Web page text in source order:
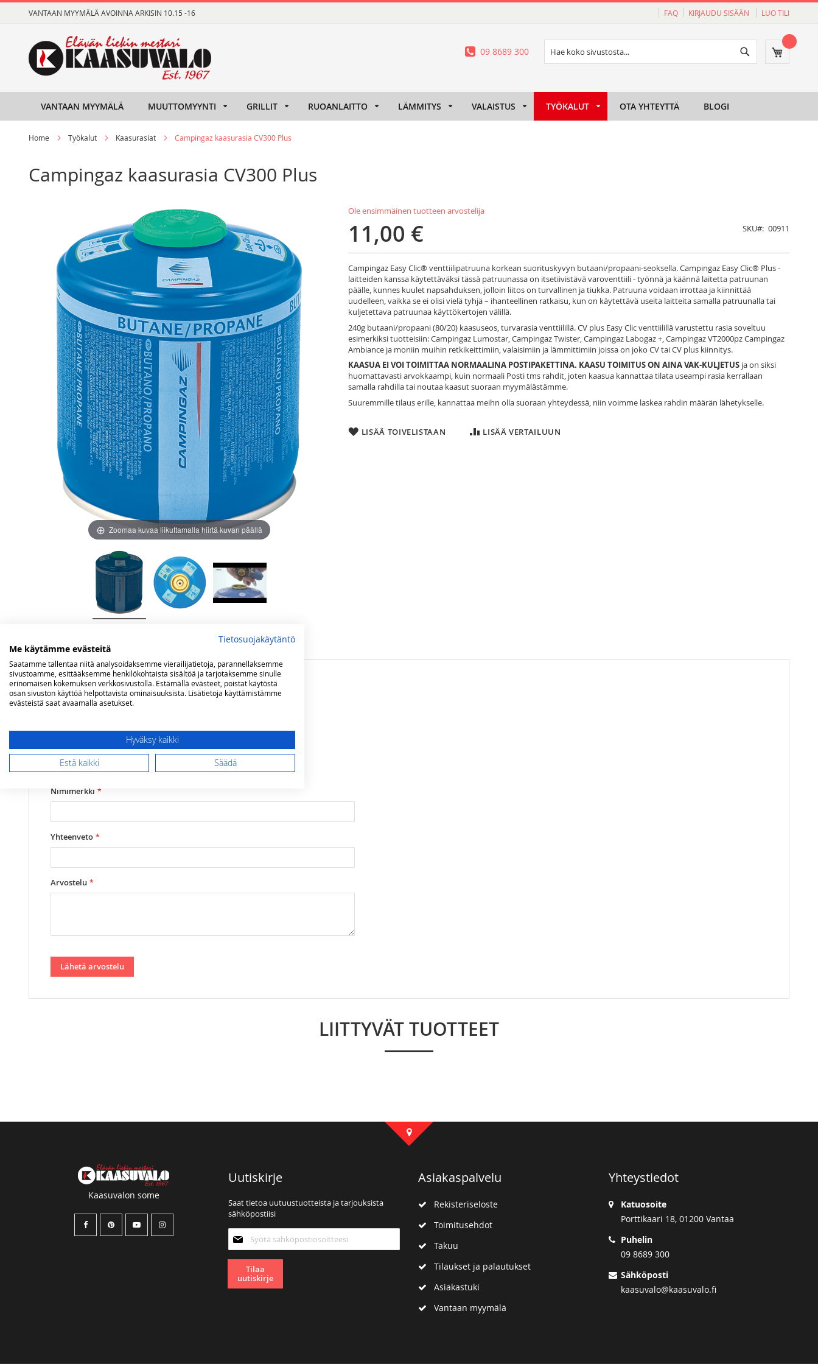
to
VANTAAN MYYMÄLÄ AVOINNA ARKISIN 10.15 -16 FAQ KIRJAUDU SISÄÄN LUO TILI
Ostoskori
Haku
09 8689 300
VANTAAN MYYMÄLÄ MUUTTOMYYNTI GRILLIT RUOANLAITTO LÄMMITYS VALAISTUS TYÖKALUT OTA YHTEYTTÄ BLOGI
Home Työkalut Kaasurasiat Campingaz kaasurasia CV300 Plus
Campingaz kaasurasia CV300 Plus
Ole ensimmäinen tuotteen arvostelija
11,00 € SKU 00911
Campingaz Easy Clic® venttiilipatruuna korkean suorituskyvyn butaani/propaani-seoksella. Campingaz Easy Clic® Plus -
laitteiden kanssa käytettäväksi tässä patruunassa on itsetiivistävä varoventtiili - työnnä ja käännä laitetta patruunan
päälle, kunnes kuulet napsahduksen, jolloin liitos on turvallinen ja tiukka. Patruuna voidaan irrottaa ja kiinnittää
uudelleen, vaikka se ei olisi vielä tyhjä – ihanteellinen ratkaisu, kun on käytettävä useita laitteita samalla patruunalla tai
kuljetettava patruunaa käyttökertojen välillä.
240g butaani/propaani (80/20) kaasuseos, turvarasia venttiilillä. CV plus Easy Clic venttiilillä varustettu rasia soveltuu
esimerkiksi tuotteisiin: Campingaz Lumostar, Campingaz Twister, Campingaz Labogaz +, Campingaz VT2000pz Campingaz
Ambiance ja moniin muihin retkikeittimiin, valaisimiin ja lämmittimiin joissa on joko CV tai CV plus kiinnitys.
KAASUA EI VOI TOIMITTAA NORMAALINA POSTIPAKETTINA. KAASU TOIMITUS ON AINA VAK-KULJETUS ja on siksi
huomattavasti arvokkaampi, kuin normaali Posti tms rahdit, joten kaasua kannattaa tilata useampi rasia kerrallaan
samalla rahdilla tai noutaa kaasut suoraan myymälästämme.
Suuremmille tilaus erille, kannattaa meihn olla suoraan yhteydessä, niin voimme laskea rahdin määrän lähetykselle.
LISÄÄ TOIVELISTAAN LISÄÄ VERTAILUUN
Zoomaa kuvaa liikuttamalla hiirtä kuvan päällä
Lisätietoja
Lisätietoja
Paino (kg) 0,4 kg
Olet arvostelemassa:
Campingaz kaasurasia CV300 Plus
Rating
star
stars
stars
stars
stars
Nimimerkki
Yhteenveto
Arvostelu
Lähetä arvostelu
LIITTYVÄT TUOTTEET
Kaasuvalon some
Uutiskirje
Saat tietoa uutuustuotteista ja tarjouksista
sähköpostiisi
uutiskirjeemme:
Tilaa
uutiskirje
Asiakaspalvelu
Rekisteriseloste
Toimitusehdot
Takuu
Tilaukset ja palautukset
Asiakastuki
Vantaan myymälä
Yhteystiedot
Katuosoite
Porttikaari 18, 01200 Vantaa
Puhelin
09 8689 300
Sähköposti
kaasuvalo@kaasuvalo.fi
Tietosuojakäytäntö
Me käytämme evästeitä
Saatamme tallentaa niitä analysoidaksemme vierailijatietoja, parannellaksemme
sivustoamme, esittääksemme henkilökohtaista sisältöä ja tarjotaksemme sinulle
erinomaisen kokemuksen verkkosivustolla. Estämällä evästeet, poistat käytöstä
osan sivuston käyttöä helpottavista ominaisuuksista. Lisätietoja käyttämistämme
evästeistä saat avaamalla asetukset.
Hyväksy kaikki
Estä kaikki Säädä